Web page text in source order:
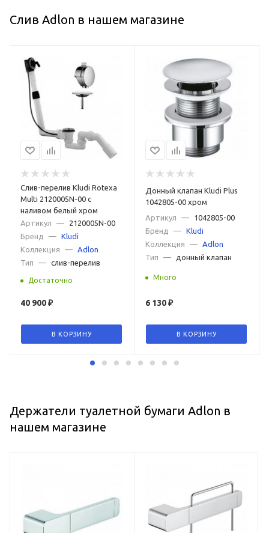
Слив Adlon в нашем магазине
Слив-перелив Kludi Rotexa
Multi 2120005N-00 с
наливом белый хром
Артикул
—
2120005N-00
Бренд
— Kludi
Коллекция
— Adlon
Тип
— слив-перелив
Достаточно
40 900₽
В КОРЗИНУ
Донный клапан Kludi Plus
1042805-00 хром
Артикул
—
1042805-00
Бренд
— Kludi
Коллекция
— Adlon
Тип
— донный клапан
Много
6 130₽
В КОРЗИНУ
Держатели туалетной бумаги Adlon в
нашем магазине